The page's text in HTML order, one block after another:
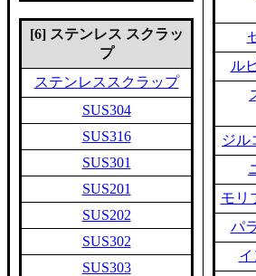
[6] ステンレス スクラッ
プ
ステンレススクラップ
SUS304
SUS316
SUS301
SUS201
SUS202
SUS302
SUS303
ル
ジル
モリ
パ